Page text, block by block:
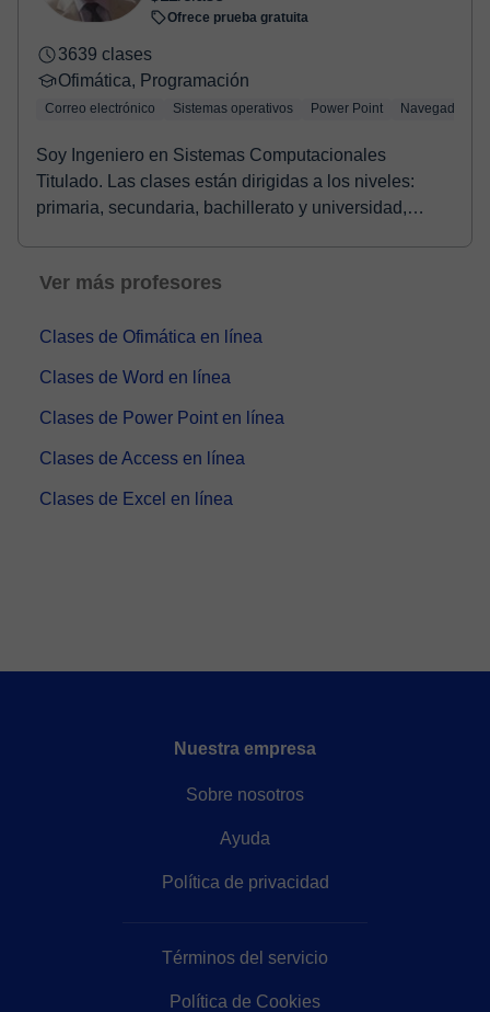
Ofrece prueba gratuita
3639 clases
Ofimática, Programación
Correo electrónico Sistemas operativos Power Point Navegadores
Soy Ingeniero en Sistemas Computacionales
Titulado. Las clases están dirigidas a los niveles:
primaria, secundaria, bachillerato y universidad,
Ver más profesores
Clases de Ofimática en línea
Clases de Word en línea
Clases de Power Point en línea
Clases de Access en línea
Clases de Excel en línea
Nuestra empresa
Sobre nosotros
Ayuda
Política de privacidad
Términos del servicio
Política de Cookies